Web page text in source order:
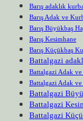
Barış adaklık
Barış Adak ve
Barış Büyükbaş
Barış Kesimhane
Barış Küçükbaş
Battalgazi
Battalgazi Adak
Battalgazi Adak ve
Battalgazi
Battalgazi
Battalgazi